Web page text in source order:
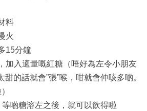
料
火
15分鐘
加入適量嘅紅糖（唔好為左令小朋友
的話就會”張”喉，咁就會仲咳多啲。
啲糖溶左之後，就可以飲得啦